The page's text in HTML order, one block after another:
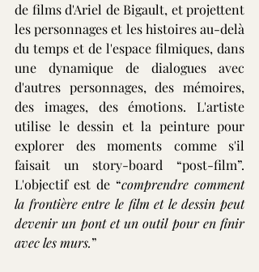
de films d'Ariel de Bigault, et projettent
les personnages et les histoires au-delà
du temps et de l'espace filmiques, dans
une dynamique de dialogues avec
d'autres personnages, des mémoires,
des images, des émotions. L'artiste
utilise le dessin et la peinture pour
explorer des moments comme s'il
faisait un story-board “post-film”.
L'objectif est de “comprendre comment
la frontière entre le film et le dessin peut
devenir un pont et un outil pour en finir
avec les murs.”